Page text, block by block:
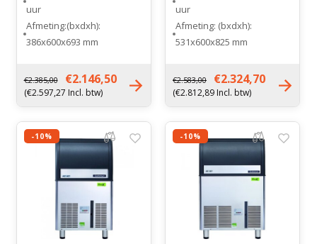
uur
Afmeting:(bxdxh):
386x600x693 mm
kilogram
Soort koeling:
Luchtgekoeld
Gewicht: 36 kg
€2.385,00 €2.146,50
(€2.597,27 Incl. btw)
uur
Afmeting: (bxdxh):
531x600x825 mm
Soort koeling:
Luchtgekoeld
Gewicht: 46 kg
€2.583,00 €2.324,70
(€2.812,89 Incl. btw)
-10% -10%